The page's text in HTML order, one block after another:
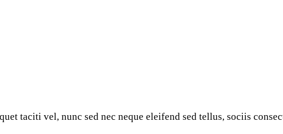
taciti vel, nunc sed nec neque eleifend sed tellus, sociis